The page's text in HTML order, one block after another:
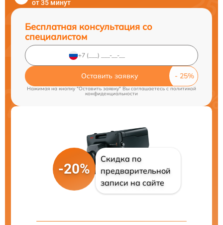
от 35 минут
Бесплатная консультация со
специалистом
Оставить заявку
Нажимая на кнопку "Оставить заявку" Вы соглашаетесь cполитикой
конфиденциальности
-20%
Скидка по
предварительной
записи на сайте